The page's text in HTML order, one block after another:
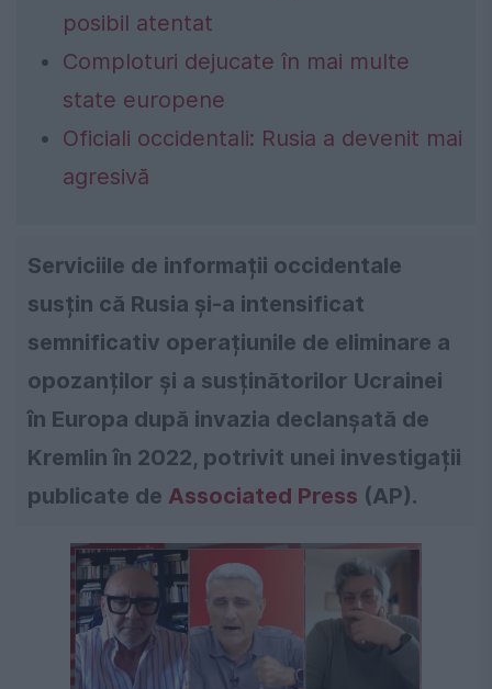
posibil atentat
Comploturi dejucate în mai multe
state europene
Oficiali occidentali: Rusia a devenit mai
agresivă
Serviciile de informații occidentale
susțin că Rusia și-a intensificat
semnificativ operațiunile de eliminare a
opozanților și a susținătorilor Ucrainei
în Europa după invazia declanșată de
Kremlin în 2022, potrivit unei investigații
publicate de Associated Press (AP).